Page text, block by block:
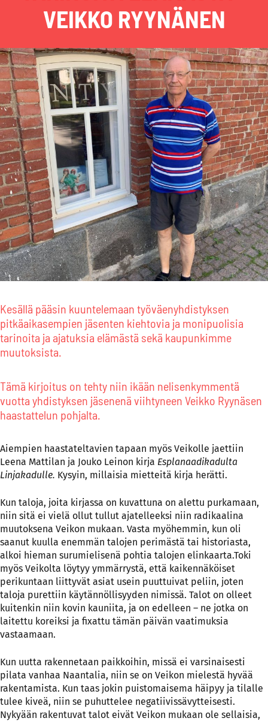
VEIKKO RYYNÄNEN
Kesällä pääsin kuuntelemaan työväenyhdistyksen
pitkäaikasempien jäsenten kiehtovia ja monipuolisia
tarinoita ja ajatuksia elämästä sekä kaupunkimme
muutoksista.
Tämä kirjoitus on tehty niin ikään nelisenkymmentä
vuotta yhdistyksen jäsenenä viihtyneen Veikko Ryynäsen
haastattelun pohjalta.
Aiempien haastateltavien tapaan myös Veikolle jaettiin
Leena Mattilan ja Jouko Leinon kirja Esplanaadikadulta
Linjakadulle. Kysyin, millaisia mietteitä kirja herätti.
Kun taloja, joita kirjassa on kuvattuna on alettu purkamaan,
niin sitä ei vielä ollut tullut ajatelleeksi niin radikaalina
muutoksena Veikon mukaan. Vasta myöhemmin, kun oli
saanut kuulla enemmän talojen perimästä tai historiasta,
alkoi hieman surumielisenä pohtia talojen elinkaarta.Toki
myös Veikolta löytyy ymmärrystä, että kaikennäköiset
perikuntaan liittyvät asiat usein puuttuivat peliin, joten
taloja purettiin käytännöllisyyden nimissä. Talot on olleet
kuitenkin niin kovin kauniita, ja on edelleen – ne jotka on
laitettu koreiksi ja fixattu tämän päivän vaatimuksia
vastaamaan.
Kun uutta rakennetaan paikkoihin, missä ei varsinaisesti
pilata vanhaa Naantalia, niin se on Veikon mielestä hyvää
rakentamista. Kun taas jokin puistomaisema häipyy ja tilalle
tulee kiveä, niin se puhuttelee negatiivissävytteisesti.
Nykyään rakentuvat talot eivät Veikon mukaan ole sellaisia,